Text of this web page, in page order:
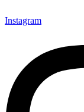
Instagram